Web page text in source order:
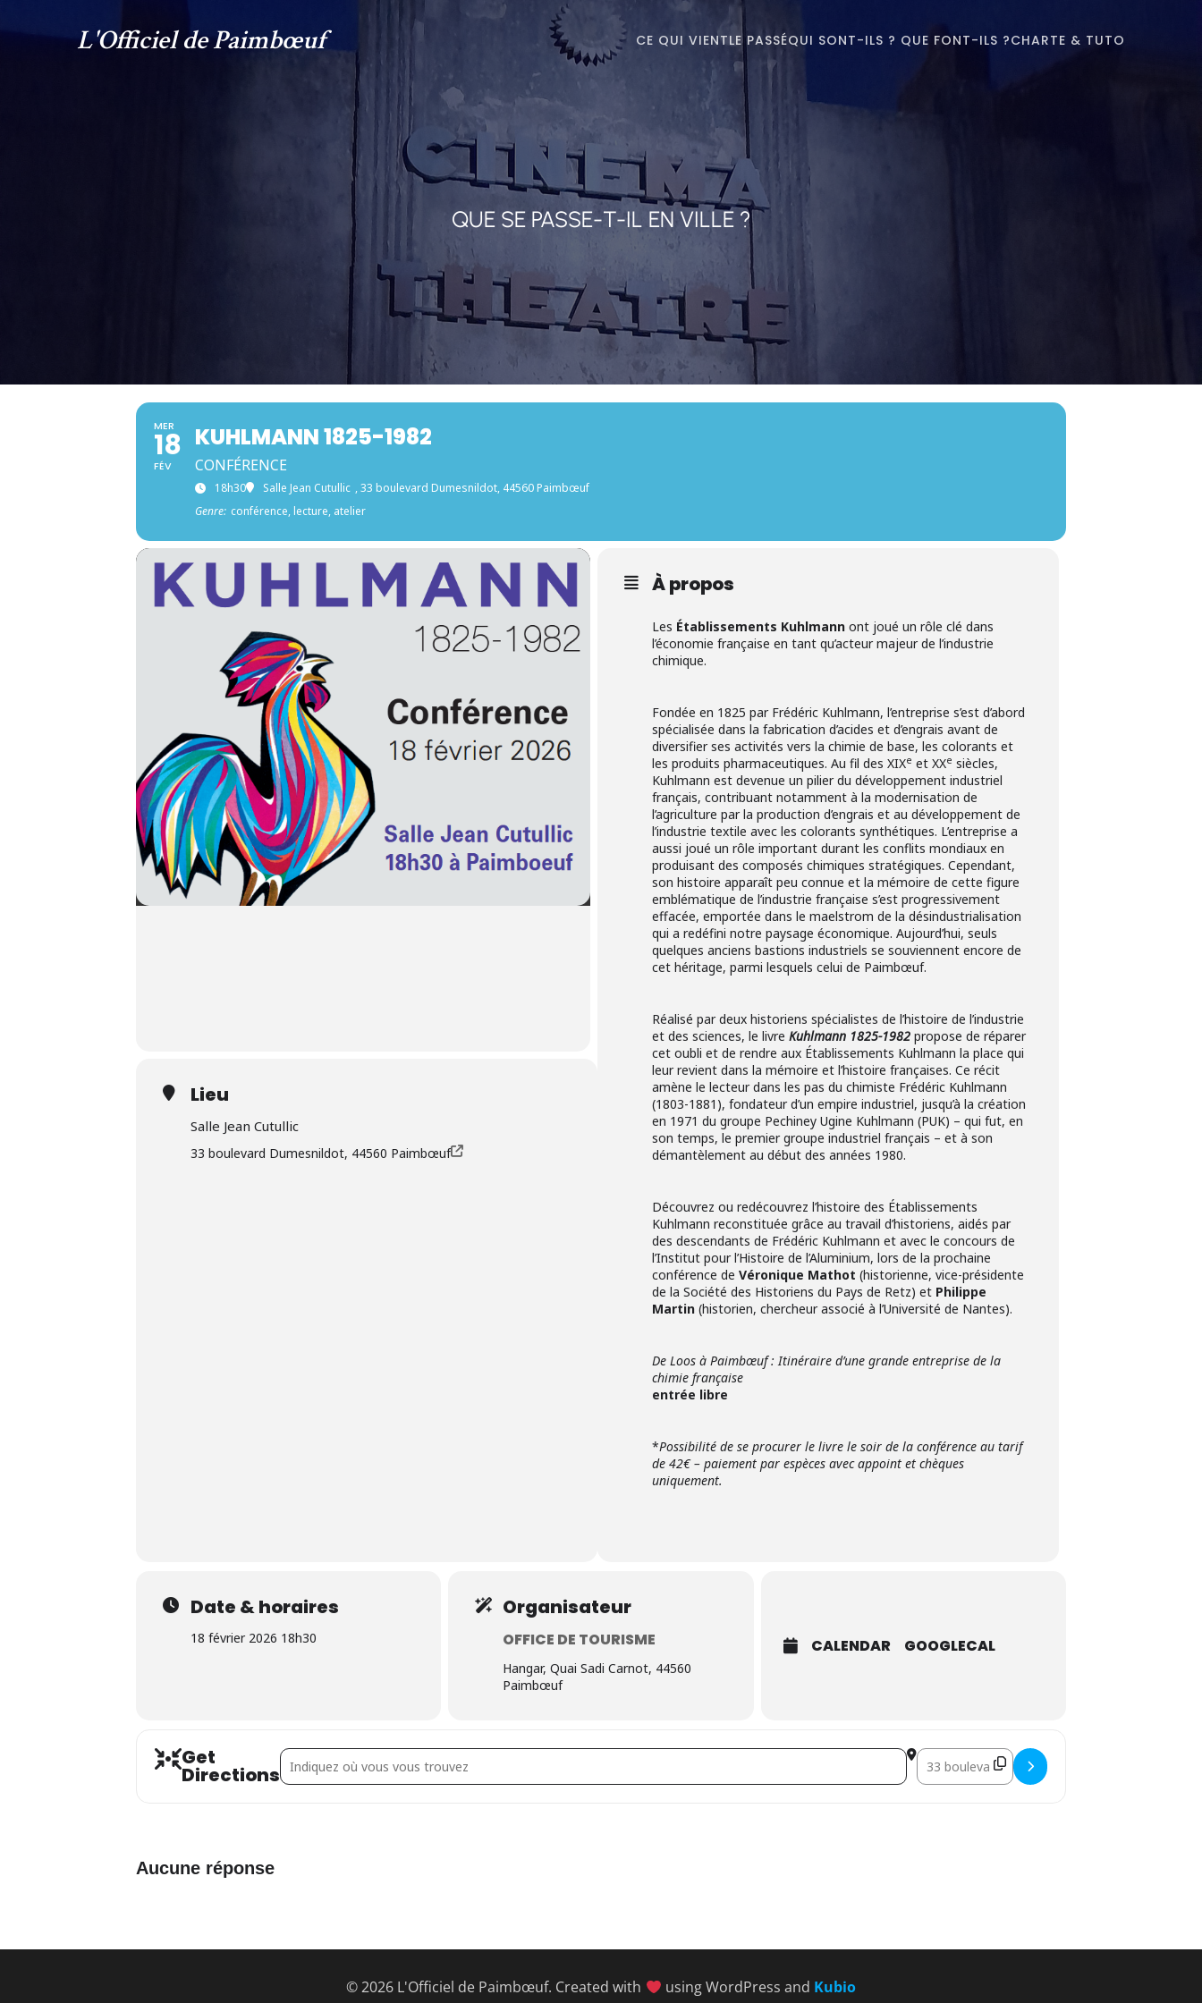
L'Officiel de Paimbœuf CE QUI VIENTLE PASSÉQUI SONT-ILS ? QUE FONT-ILS ?CHARTE & TUTO
QUE SE PASSE-T-IL EN VILLE ?
MER
18
FÉV
KUHLMANN 1825-1982
CONFÉRENCE
18h30 Salle Jean Cutullic , 33 boulevard Dumesnildot, 44560 Paimbœuf
Genre: conférence, lecture, atelier
À propos
Les Établissements Kuhlmann ont joué un rôle clé dans
l’économie française en tant qu’acteur majeur de l’industrie
chimique.
Fondée en 1825 par Frédéric Kuhlmann, l’entreprise s’est d’abord
spécialisée dans la fabrication d’acides et d’engrais avant de
diversifier ses activités vers la chimie de base, les colorants et
les produits pharmaceutiques. Au fil des XIXe et XXe siècles,
Kuhlmann est devenue un pilier du développement industriel
français, contribuant notamment à la modernisation de
l’agriculture par la production d’engrais et au développement de
l’industrie textile avec les colorants synthétiques. L’entreprise a
aussi joué un rôle important durant les conflits mondiaux en
produisant des composés chimiques stratégiques. Cependant,
son histoire apparaît peu connue et la mémoire de cette figure
emblématique de l’industrie française s’est progressivement
effacée, emportée dans le maelstrom de la désindustrialisation
qui a redéfini notre paysage économique. Aujourd’hui, seuls
quelques anciens bastions industriels se souviennent encore de
cet héritage, parmi lesquels celui de Paimbœuf.
Réalisé par deux historiens spécialistes de l’histoire de l’industrie
et des sciences, le livre Kuhlmann 1825-1982 propose de réparer
cet oubli et de rendre aux Établissements Kuhlmann la place qui
leur revient dans la mémoire et l’histoire françaises. Ce récit
amène le lecteur dans les pas du chimiste Frédéric Kuhlmann
(1803-1881), fondateur d’un empire industriel, jusqu’à la création
en 1971 du groupe Pechiney Ugine Kuhlmann (PUK) – qui fut, en
son temps, le premier groupe industriel français – et à son
démantèlement au début des années 1980.
Découvrez ou redécouvrez l’histoire des Établissements
Kuhlmann reconstituée grâce au travail d’historiens, aidés par
des descendants de Frédéric Kuhlmann et avec le concours de
l’Institut pour l’Histoire de l’Aluminium, lors de la prochaine
conférence de Véronique Mathot (historienne, vice-présidente
de la Société des Historiens du Pays de Retz) et Philippe
Martin (historien, chercheur associé à l’Université de Nantes).
De Loos à Paimbœuf : Itinéraire d’une grande entreprise de la
chimie française
entrée libre
*Possibilité de se procurer le livre le soir de la conférence au tarif
de 42€ – paiement par espèces avec appoint et chèques
uniquement.
Lieu
Salle Jean Cutullic
33 boulevard Dumesnildot, 44560 Paimbœuf
Date & horaires
18 février 2026 18h30
Organisateur
OFFICE DE TOURISME
Hangar, Quai Sadi Carnot, 44560
Paimbœuf
CALENDAR GOOGLECAL
Get
Directions
Address - Kuhlmann 1825-1982 [] Destination Address - Kuhlmann 1825-1982 []
Aucune réponse
© 2026 L'Officiel de Paimbœuf. Created with using WordPress and Kubio